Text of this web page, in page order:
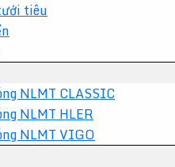
tiêu
NLMT CLASSIC
NLMT HLER
NLMT VIGO